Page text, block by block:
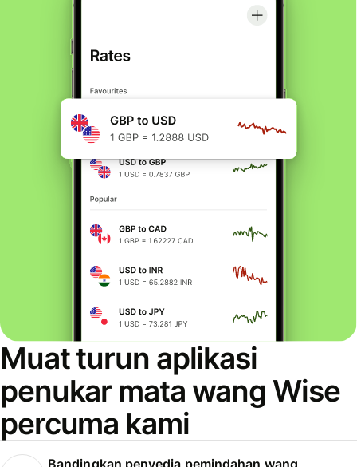
Muat turun aplikasi
penukar mata wang Wise
percuma kami
Bandingkan penyedia pemindahan wang